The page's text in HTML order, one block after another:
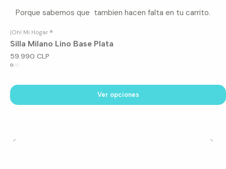
Porque sabemos que tambien hacen falta en tu carrito.
|Oh! Mi Hogar ®
Silla Milano Lino Base Plata
59.990 CLP
Ver opciones